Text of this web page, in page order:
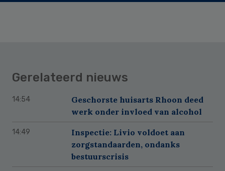
Gerelateerd nieuws
14:54
Geschorste huisarts Rhoon deed
werk onder invloed van alcohol
14:49
Inspectie: Livio voldoet aan
zorgstandaarden, ondanks
bestuurscrisis